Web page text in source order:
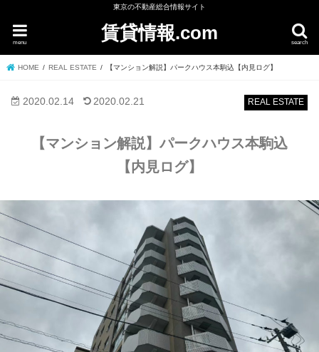
東京の不動産総合情報サイト
賃貸情報.com search
menu
HOME REAL ESTATE 【マンション解説】パークハウス本駒込【内見ログ】
REAL ESTATE
2020.02.14 2020.02.21
【マンション解説】パークハウス本駒込
【内見ログ】